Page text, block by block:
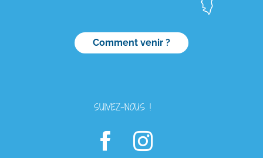
Comment venir ?
SUIVEZ-NOUS !